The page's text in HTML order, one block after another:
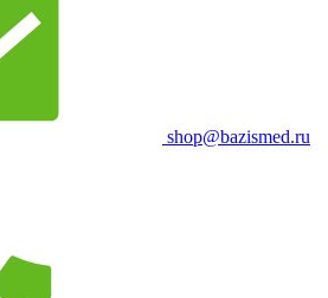
shop@bazismed.ru